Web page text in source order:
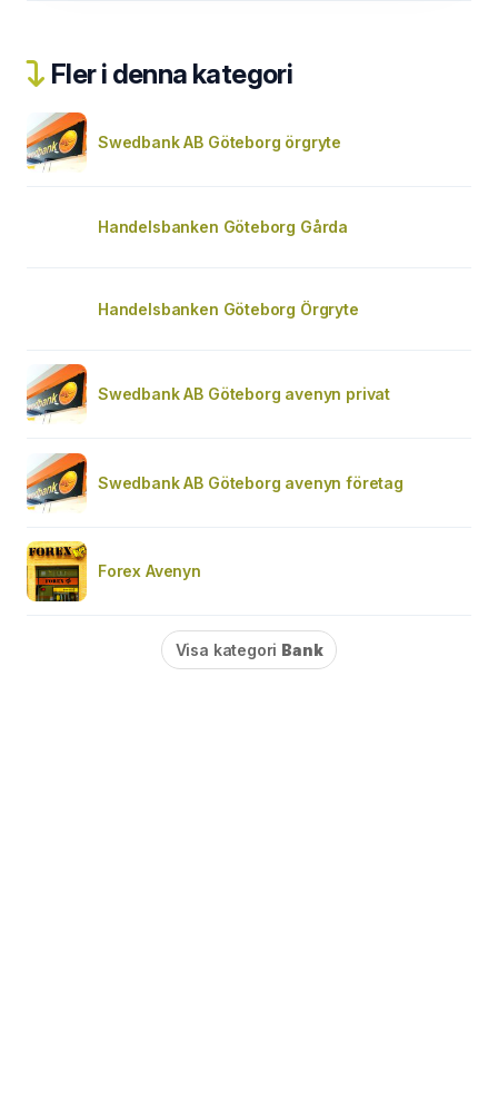
Fler i denna kategori
Swedbank AB Göteborg örgryte
Handelsbanken Göteborg Gårda
Handelsbanken Göteborg Örgryte
Swedbank AB Göteborg avenyn privat
Swedbank AB Göteborg avenyn företag
Forex Avenyn
Visa kategori Bank